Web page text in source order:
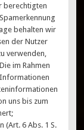
berechtigten
behalten wir
der Nutzer
verwenden,
im Rahmen
uns bis zum
(Art. 6 Abs. 1 S.